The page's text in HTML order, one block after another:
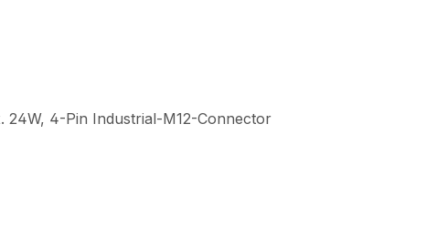
24W, 4-Pin Industrial-M12-Connector